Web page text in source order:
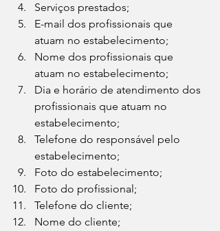
Serviços prestados;
E-mail dos profissionais que
atuam no estabelecimento;
Nome dos profissionais que
atuam no estabelecimento;
Dia e horário de atendimento dos
profissionais que atuam no
estabelecimento;
Telefone do responsável pelo
estabelecimento;
Foto do estabelecimento;
Foto do profissional;
Telefone do cliente;
Nome do cliente;